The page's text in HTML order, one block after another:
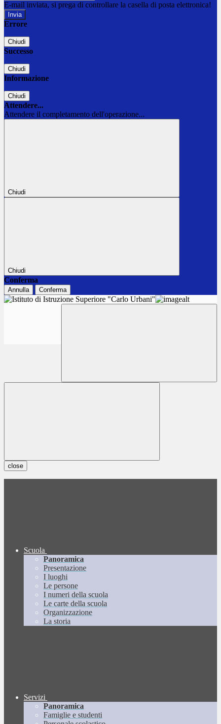
E-mail inviata, si prega di controllare la casella di posta elettronica!
Errore
Chiudi
Successo
Chiudi
Informazione
Chiudi
Attendere...
Attendere il completamento dell'operazione...
Chiudi
Chiudi
Conferma
Annulla Conferma
close
Scuola
Panoramica
Presentazione
I luoghi
Le persone
I numeri della scuola
Le carte della scuola
Organizzazione
La storia
Servizi
Panoramica
Famiglie e studenti